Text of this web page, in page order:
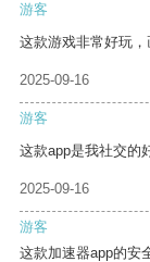
游客
这款游戏非常好玩，
2025-09-16
游客
这款app是我社交的
2025-09-16
游客
这款加速器app的安